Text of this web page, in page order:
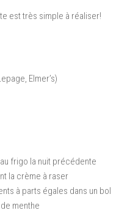
est très simple à réaliser!
Elmer’s)
frigo la nuit précédente
la crème à raser
à parts égales dans un bol
menthe